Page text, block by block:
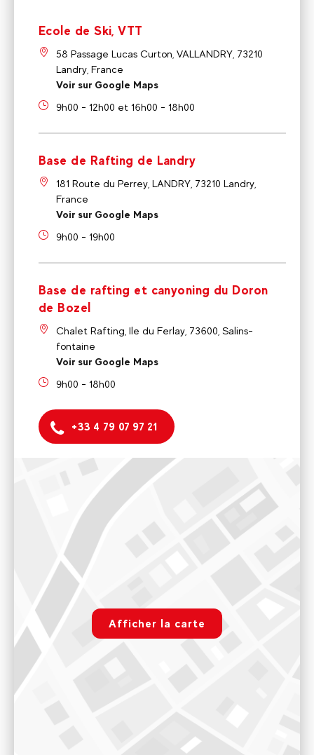
Ecole de Ski, VTT
58 Passage Lucas Curton, VALLANDRY, 73210
Landry, France
Voir sur Google Maps
9h00 - 12h00 et 16h00 - 18h00
Base de Rafting de Landry
181 Route du Perrey, LANDRY, 73210 Landry,
France
Voir sur Google Maps
9h00 - 19h00
Base de rafting et canyoning du Doron
de Bozel
Chalet Rafting, Ile du Ferlay, 73600, Salins-
fontaine
Voir sur Google Maps
9h00 - 18h00
+33 4 79 07 97 21
Paramétrer
58 Passage Lucas Curton, VALLANDRY, 73210 Landry,
9h00 - 12h00 et 16h00 - 18h00
Voir sur Google Maps
Base de Rafting de Landry
181 Route du Perrey, LANDRY, 73210 Landry, France
9h00 - 19h00
Voir sur Google Maps
Base de rafting et canyoning du Doron de Bozel
Afficher la carte